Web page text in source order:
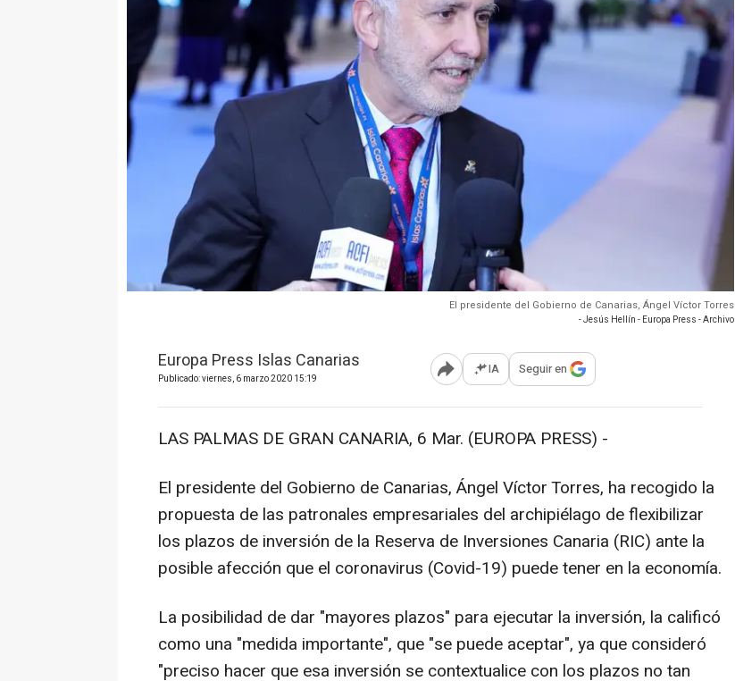
El presidente del Gobierno de Canarias, Ángel Víctor Torres
- Jesús Hellín - Europa Press - Archivo
Europa Press Islas Canarias
Publicado: viernes, 6 marzo 2020 15:19 Abrir opciones para compartir
IA Seguir en
LAS PALMAS DE GRAN CANARIA, 6 Mar. (EUROPA PRESS) -
El presidente del Gobierno de Canarias, Ángel Víctor Torres, ha recogido la
propuesta de las patronales empresariales del archipiélago de flexibilizar
los plazos de inversión de la Reserva de Inversiones Canaria (RIC) ante la
posible afección que el coronavirus (Covid-19) puede tener en la economía.
La posibilidad de dar "mayores plazos" para ejecutar la inversión, la calificó
como una "medida importante", que "se puede aceptar", ya que consideró
"preciso hacer que esa inversión se contextualice con los plazos no tan